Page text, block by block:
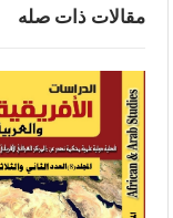
مقالات ذات صله